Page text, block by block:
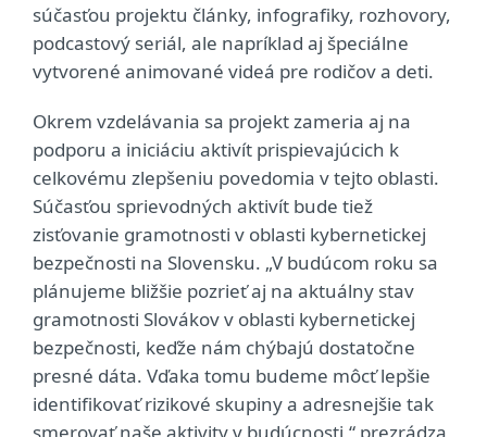
súčasťou projektu články, infografiky, rozhovory,
podcastový seriál, ale napríklad aj špeciálne
vytvorené animované videá pre rodičov a deti.
Okrem vzdelávania sa projekt zameria aj na
podporu a iniciáciu aktivít prispievajúcich k
celkovému zlepšeniu povedomia v tejto oblasti.
Súčasťou sprievodných aktivít bude tiež
zisťovanie gramotnosti v oblasti kybernetickej
bezpečnosti na Slovensku. „V budúcom roku sa
plánujeme bližšie pozrieť aj na aktuálny stav
gramotnosti Slovákov v oblasti kybernetickej
bezpečnosti, keďže nám chýbajú dostatočne
presné dáta. Vďaka tomu budeme môcť lepšie
identifikovať rizikové skupiny a adresnejšie tak